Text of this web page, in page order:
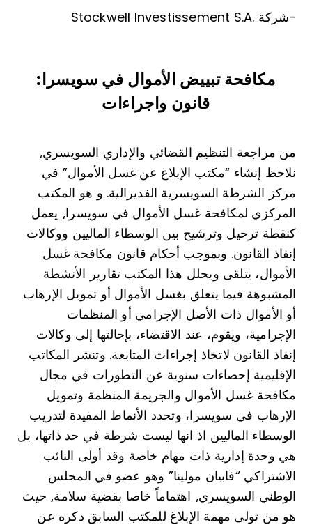
Stockwell Investissement S.A. شركة-
مكافحة تبييض الأموال في سويسرا:
قانون واجراءات
من مراجعة التنظيم القضائي والإداري السويسري⸲
نلاحظ إنشاء “مكتب الإبلاغ عن غسل الأموال” في
مركز الشرطة السويسرية الفديرالية. و هو المكتب
المركزي لمكافحة غسل الأموال في سويسرا⸲ يعمل
كنقطة ترحيل وترشيح بين الوسطاء الماليين ووكالات
إنفاذ القانون. وبموجب أحكام قانون مكافحة غسل
الأموال، يتلقى ويحلل هذا المكتب تقارير الأنشطة
المشبوهة فيما يتعلق بغسل الأموال أو تمويل الإرهاب
أو الأموال ذات الأصل الإجرامي أو المنظمات
الإجرامية، ويقوم، عند الاقتضاء، بإحالتها إلى وكالات
إنفاذ القانون لاتخاذ إجراءات المتابعة. وتنشر المكاتب
الإقليمية إحصاءات سنوية عن التطورات في مجال
مكافحة غسل الأموال والجريمة المنظمة وتمويل
الإرهاب في سويسرا، وتحدد الأنماط المفيدة لتدريب
الوسطاء الماليين اذ انها ليست شرطة في حد ذاتها، بل
هي وحدة إدارية ذات مهام خاصة وقد أولى النائب
الاشتراكي “فابيان مولينا” وهو عضو في المجلس
الوطني السويسري⸲ اهتماماً خاصا بقضية سلامة⸲ حيث
هو من تولى مهمة الإبلاغ للمكتب السابق ذكره عن